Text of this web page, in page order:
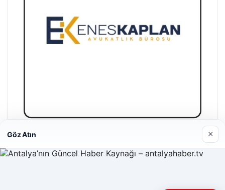
Enes Kaplan Avukatlık Bürosu
Nisan 28, 2026
Göz Atın ×